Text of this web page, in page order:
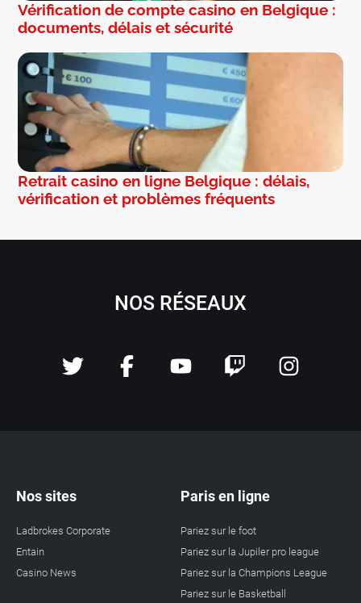
Vérification de compte casino en Belgique :
documents, délais et sécurité
Retrait casino en ligne Belgique : délais,
vérification et problèmes fréquents
NOS RÉSEAUX
Nos sites
Ladbrokes Corporate
Entain
Casino News
Paris en ligne
Pariez sur le foot
Pariez sur la Jupiler pro league
Pariez sur la Champions League
Pariez sur le Basketball